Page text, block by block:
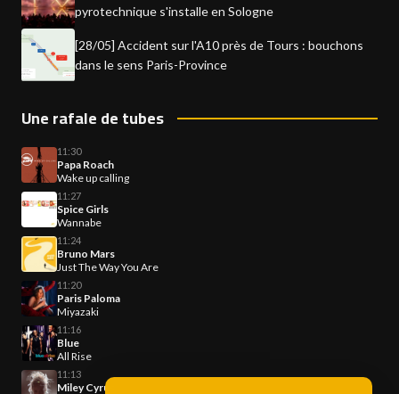
pyrotechnique s'installe en Sologne
[28/05] Accident sur l'A10 près de Tours : bouchons
dans le sens Paris-Province
Une rafale de tubes
11:30
Papa Roach
Wake up calling
11:27
Spice Girls
Wannabe
11:24
Bruno Mars
Just The Way You Are
11:20
Paris Paloma
Miyazaki
11:16
Blue
All Rise
11:13
Miley Cyrus